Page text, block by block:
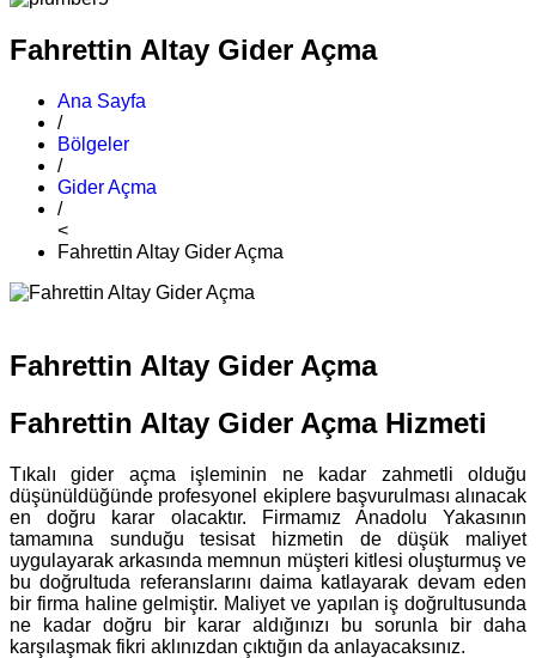
Fahrettin Altay Gider Açma
Ana Sayfa
/
Bölgeler
/
Gider Açma
/
<
Fahrettin Altay Gider Açma
Fahrettin Altay Gider Açma
Fahrettin Altay Gider Açma Hizmeti
Tıkalı gider açma işleminin ne kadar zahmetli olduğu
düşünüldüğünde profesyonel ekiplere başvurulması alınacak
en doğru karar olacaktır. Firmamız Anadolu Yakasının
tamamına sunduğu tesisat hizmetin de düşük maliyet
uygulayarak arkasında memnun müşteri kitlesi oluşturmuş ve
bu doğrultuda referanslarını daima katlayarak devam eden
bir firma haline gelmiştir. Maliyet ve yapılan iş doğrultusunda
ne kadar doğru bir karar aldığınızı bu sorunla bir daha
karşılaşmak fikri aklınızdan çıktığın da anlayacaksınız.